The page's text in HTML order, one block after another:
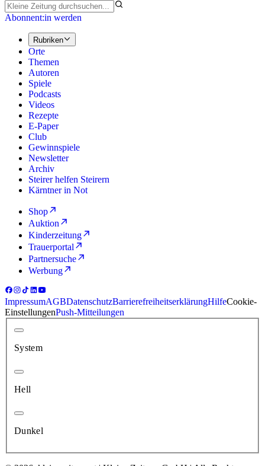
Abonnent:in werden
Rubriken
Orte
Themen
Autoren
Spiele
Podcasts
Videos
Rezepte
E-Paper
Club
Gewinnspiele
Newsletter
Archiv
Steirer helfen Steirern
Kärntner in Not
Shop
Auktion
Kinderzeitung
Trauerportal
Partnersuche
Werbung
ImpressumAGBDatenschutzBarrierefreiheitserklärungHilfeCookie-
EinstellungenPush-Mitteilungen
System
Hell
Dunkel